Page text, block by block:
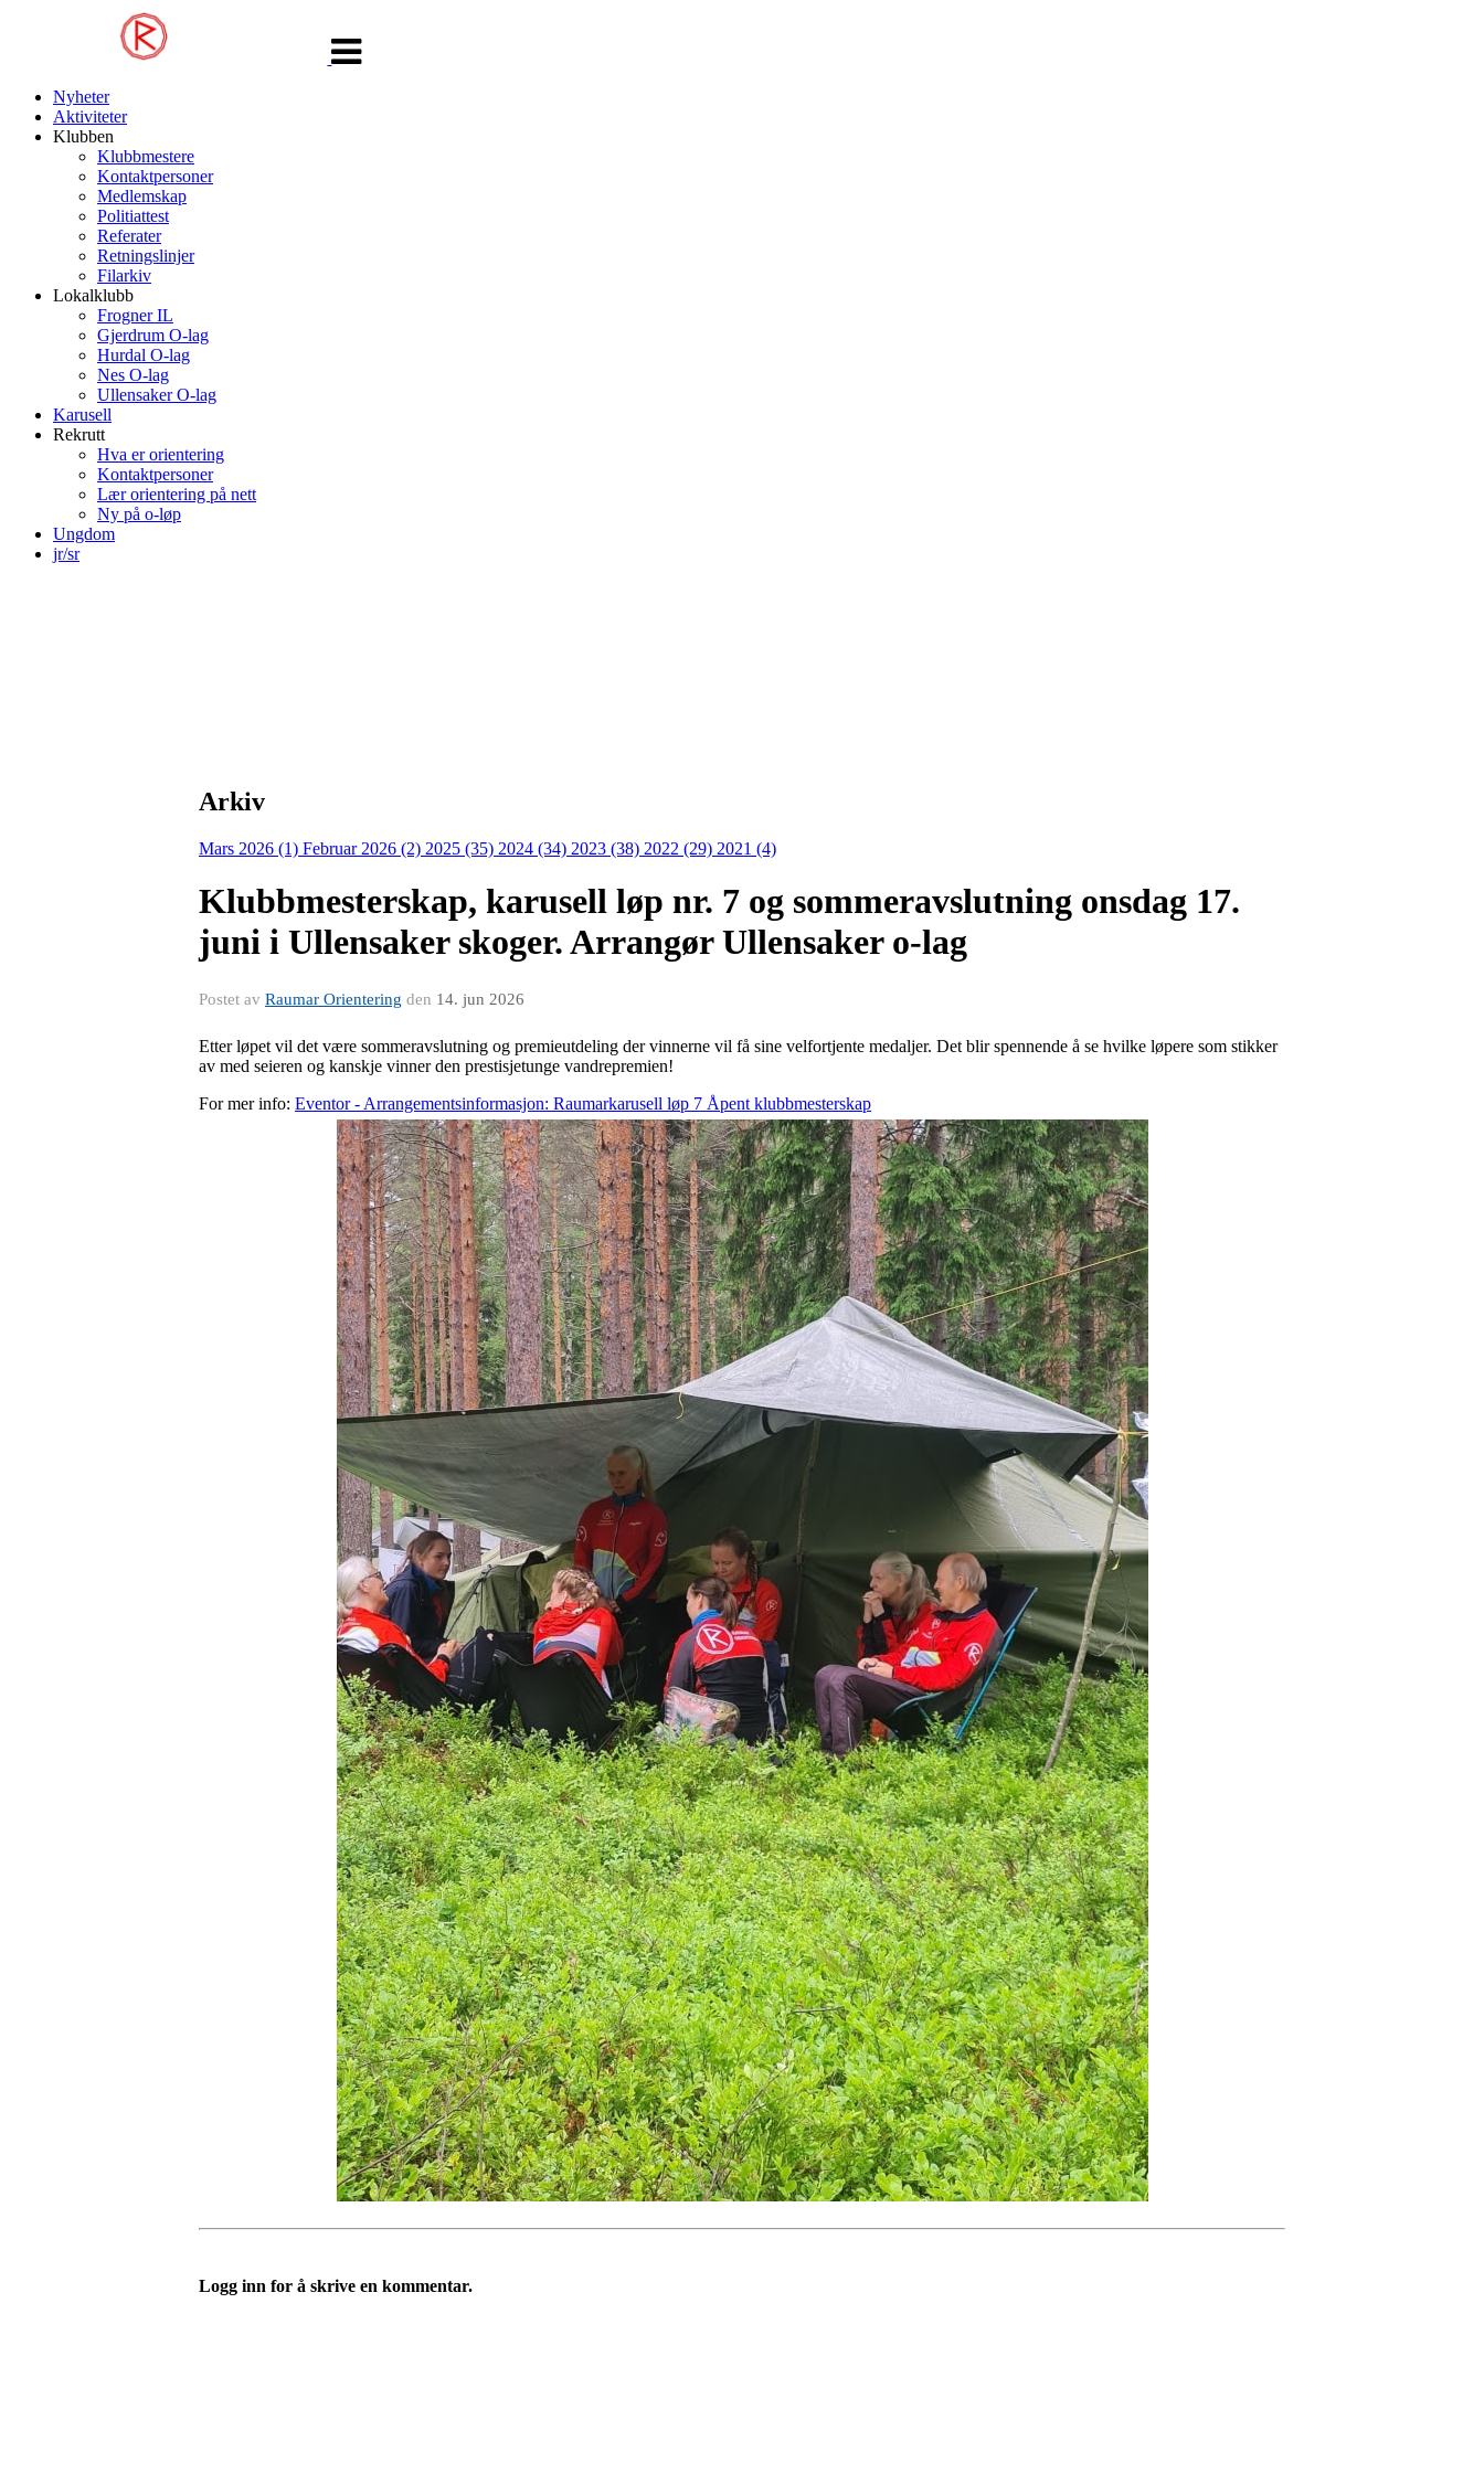
navigasjon
Nyheter
Aktiviteter
Klubben
Klubbmestere
Kontaktpersoner
Medlemskap
Politiattest
Referater
Retningslinjer
Filarkiv
Lokalklubb
Frogner IL
Gjerdrum O-lag
Hurdal O-lag
Nes O-lag
Ullensaker O-lag
Karusell
Rekrutt
Hva er orientering
Kontaktpersoner
Lær orientering på nett
Ny på o-løp
Ungdom
jr/sr
Arkiv
Mars 2026 (1) Februar 2026 (2) 2025 (35) 2024 (34) 2023 (38) 2022 (29) 2021 (4)
Klubbmesterskap, karusell løp nr. 7 og sommeravslutning onsdag 17.
juni i Ullensaker skoger. Arrangør Ullensaker o-lag
Postet av Raumar Orientering den 14. jun 2026
Etter løpet vil det være sommeravslutning og premieutdeling der vinnerne vil få sine velfortjente medaljer. Det blir spennende å se hvilke løpere som stikker
av med seieren og kanskje vinner den prestisjetunge vandrepremien!
For mer info: Eventor - Arrangementsinformasjon: Raumarkarusell løp 7 Åpent klubbmesterskap
Logg inn for å skrive en kommentar.